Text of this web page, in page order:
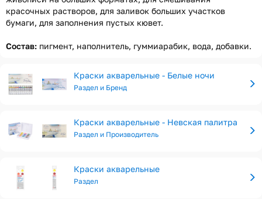
красочных растворов, для заливок больших участков
бумаги, для заполнения пустых кювет.
Состав: пигмент, наполнитель, гуммиарабик, вода, добавки.
Краски акварельные - Белые ночи
Раздел и Бренд
Краски акварельные - Невская палитра
Раздел и Производитель
Краски акварельные
Раздел